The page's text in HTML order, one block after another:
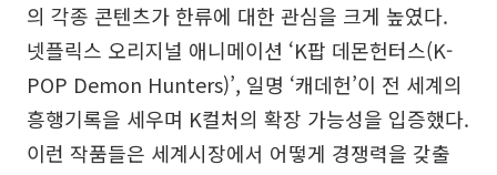
의 각종 콘텐츠가 한류에 대한 관심을 크게 높였다.
넷플릭스 오리지널 애니메이션 ‘K팝 데몬헌터스(K-
POP Demon Hunters)’, 일명 ‘캐데헌’이 전 세계의
흥행기록을 세우며 K컬처의 확장 가능성을 입증했다.
이런 작품들은 세계시장에서 어떻게 경쟁력을 갖출